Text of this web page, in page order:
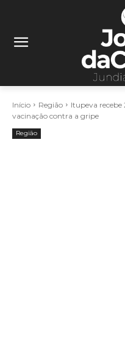
Início Região
Itupeva
vacinação contra a gripe
Região